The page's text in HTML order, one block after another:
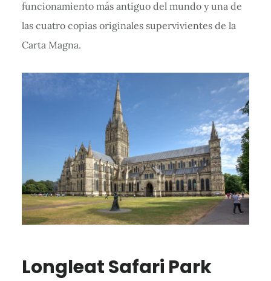
funcionamiento más antiguo del mundo y una de
las cuatro copias originales supervivientes de la
Carta Magna.
Longleat Safari Park